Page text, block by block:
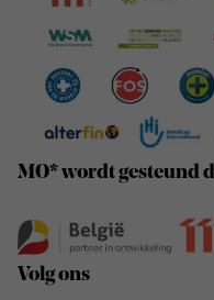
MO* wordt gesteund
Volg ons